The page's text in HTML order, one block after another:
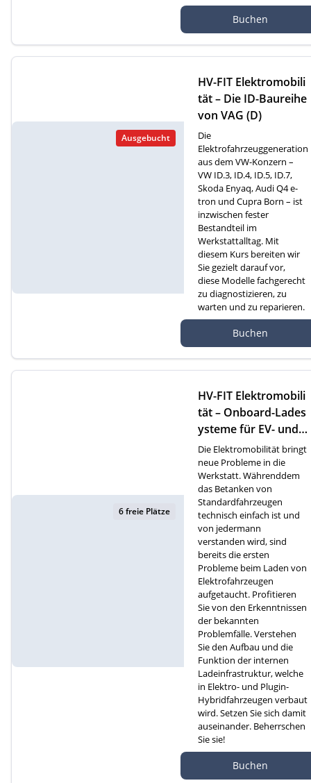
atte 1D, 6260 Reiden
Buchen
Ausgebucht
HV-FIT Elektromobili
tät – Die ID-Baureihe
von VAG (D)
Die
Elektrofahrzeuggeneration
aus dem VW-Konzern –
VW ID.3, ID.4, ID.5, ID.7,
Skoda Enyaq, Audi Q4 e-
tron und Cupra Born – ist
inzwischen fester
Bestandteil im
Werkstattalltag. Mit
diesem Kurs bereiten wir
Sie gezielt darauf vor,
diese Modelle fachgerecht
zu diagnostizieren, zu
warten und zu reparieren.
atte 1D, 6260 Reiden
Buchen
6 freie Plätze
HV-FIT Elektromobili
tät – Onboard-Lades
ysteme für EV- und P
HEV-Fahrzeuge (D)
Die Elektromobilität bringt
neue Probleme in die
Werkstatt. Währenddem
das Betanken von
Standardfahrzeugen
technisch einfach ist und
von jedermann
verstanden wird, sind
bereits die ersten
Probleme beim Laden von
Elektrofahrzeugen
aufgetaucht. Profitieren
Sie von den Erkenntnissen
der bekannten
Problemfälle. Verstehen
Sie den Aufbau und die
Funktion der internen
Ladeinfrastruktur, welche
in Elektro- und Plugin-
Hybridfahrzeugen verbaut
wird. Setzen Sie sich damit
auseinander. Beherrschen
Sie sie!
atte 1D, 6260 Reiden
Buchen